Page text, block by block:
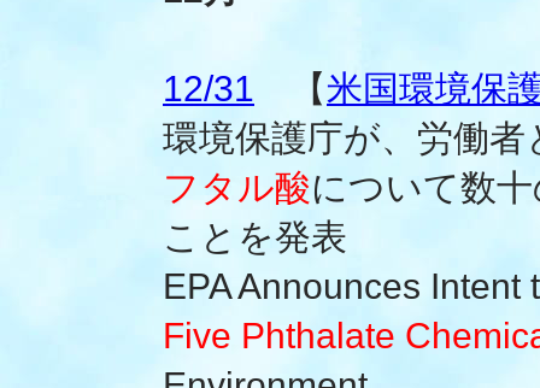
12/31 【米国環境保
環境保護庁が、労働
フタル酸について数
ことを発表
EPA Announces
Five Phthalate